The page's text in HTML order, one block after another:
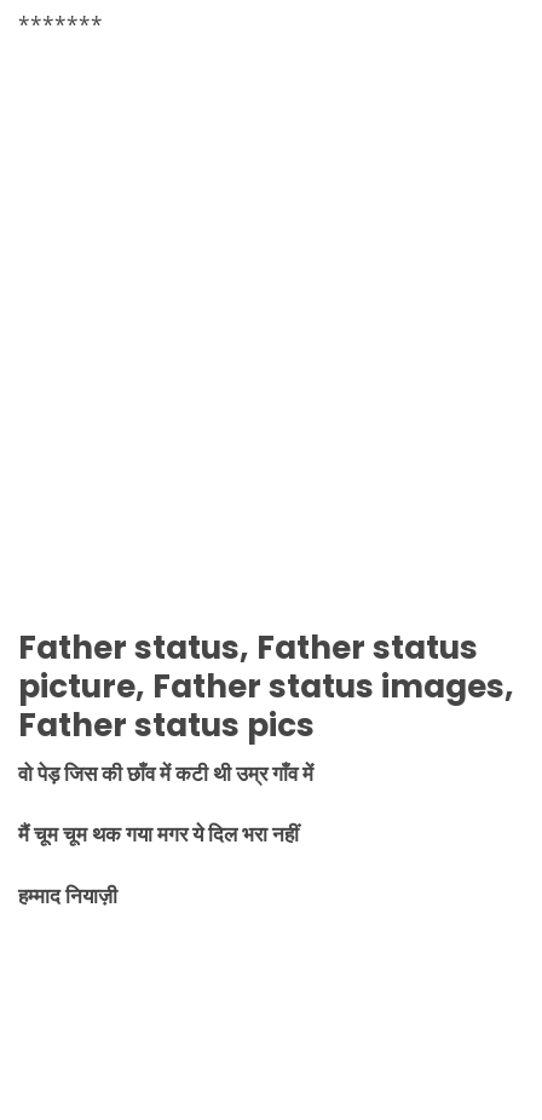
*******
Fatherstatus, Fatherstatus
picture, Fatherstatus images,
Fatherstatus pics
वो पेड़ जिस की छाँव में कटी थी उम्र गाँव में
मैं चूम चूम थक गया मगर ये दिल भरा नहीं
हम्माद नियाज़ी